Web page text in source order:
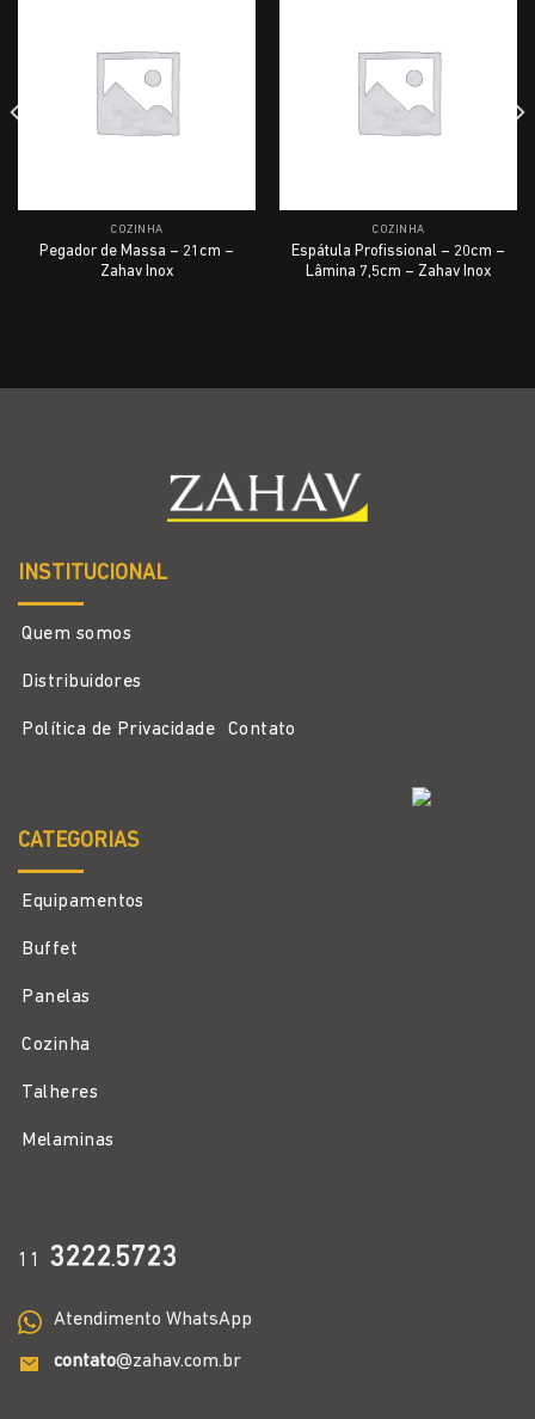
COZINHA
Pegador de Massa – 21cm –
Zahav Inox
COZINHA
Espátula Profissional – 20cm –
Lâmina 7,5cm – Zahav Inox
INSTITUCIONAL
Quem somos
Distribuidores
Política de Privacidade Contato
CATEGORIAS
Equipamentos
Buffet
Panelas
Cozinha
Talheres
Melaminas
11 3222.5723
Atendimento WhatsApp
contato@zahav.com.br